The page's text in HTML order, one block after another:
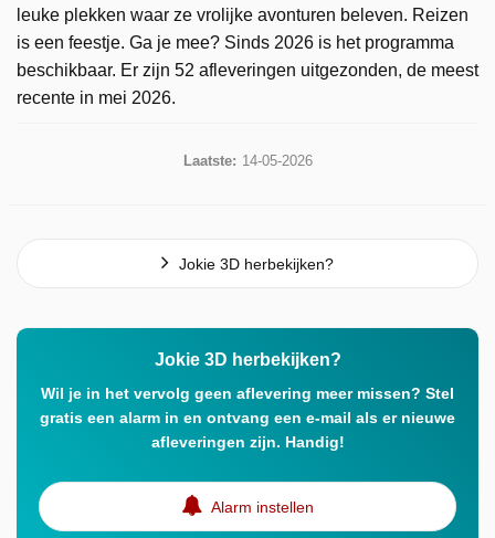
leuke plekken waar ze vrolijke avonturen beleven. Reizen
is een feestje. Ga je mee? Sinds 2026 is het programma
beschikbaar. Er zijn 52 afleveringen uitgezonden, de meest
recente in mei 2026.
Laatste: 14-05-2026
Jokie 3D herbekijken?
Jokie 3D herbekijken?
Wil je in het vervolg geen aflevering meer missen? Stel
gratis een alarm in en ontvang een e-mail als er nieuwe
afleveringen zijn. Handig!
Alarm instellen